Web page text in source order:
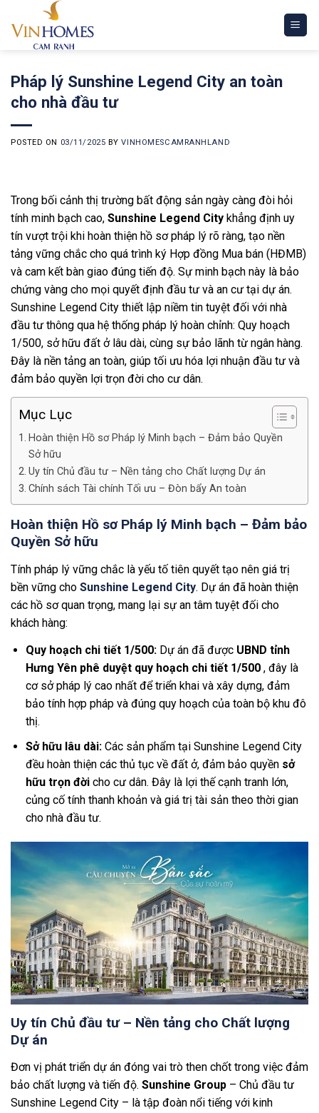
content
Pháp lý Sunshine Legend City an toàn
cho nhà đầu tư
POSTED ON 03/11/2025 BYVINHOMESCAMRANHLAND
Trong bối cảnh thị trường bất động sản ngày càng đòi hỏi
tính minh bạch cao, Sunshine Legend City khẳng định uy
tín vượt trội khi hoàn thiện hồ sơ pháp lý rõ ràng, tạo nền
tảng vững chắc cho quá trình ký Hợp đồng Mua bán (HĐMB)
và cam kết bàn giao đúng tiến độ. Sự minh bạch này là bảo
chứng vàng cho mọi quyết định đầu tư và an cư tại dự án.
Sunshine Legend City thiết lập niềm tin tuyệt đối với nhà
đầu tư thông qua hệ thống pháp lý hoàn chỉnh: Quy hoạch
1/500, sở hữu đất ở lâu dài, cùng sự bảo lãnh từ ngân hàng.
Đây là nền tảng an toàn, giúp tối ưu hóa lợi nhuận đầu tư và
đảm bảo quyền lợi trọn đời cho cư dân.
Mục Lục
Hoàn thiện Hồ sơ Pháp lý Minh bạch – Đảm bảo Quyền
Sở hữu
Uy tín Chủ đầu tư – Nền tảng cho Chất lượng Dự án
Chính sách Tài chính Tối ưu – Đòn bẩy An toàn
Hoàn thiện Hồ sơ Pháp lý Minh bạch – Đảm bảo
Quyền Sở hữu
Tính pháp lý vững chắc là yếu tố tiên quyết tạo nên giá trị
bền vững cho Sunshine Legend City. Dự án đã hoàn thiện
các hồ sơ quan trọng, mang lại sự an tâm tuyệt đối cho
khách hàng:
Quy hoạch chi tiết 1/500:Dự án đã được UBND tỉnh
Hưng Yên phê duyệt quy hoạch chi tiết 1/500, đây là
cơ sở pháp lý cao nhất để triển khai và xây dựng, đảm
bảo tính hợp pháp và đúng quy hoạch của toàn bộ khu đô
thị.
Sở hữu lâu dài:Các sản phẩm tại Sunshine Legend City
đều hoàn thiện các thủ tục về đất ở, đảm bảo quyền sở
hữu trọn đờicho cư dân. Đây là lợi thế cạnh tranh lớn,
củng cố tính thanh khoản và giá trị tài sản theo thời gian
cho nhà đầu tư.
Uy tín Chủ đầu tư – Nền tảng cho Chất lượng
Dự án
Đơn vị phát triển dự án đóng vai trò then chốt trong việc đảm
bảo chất lượng và tiến độ. Sunshine Group – Chủ đầu tư
Sunshine Legend City – là tập đoàn nổi tiếng với kinh